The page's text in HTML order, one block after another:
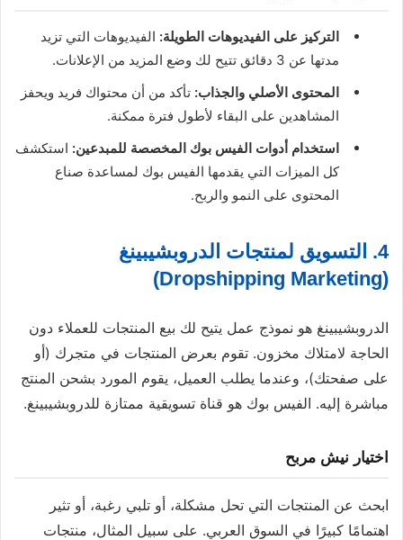
التركيز على الفيديوهات الطويلة: الفيديوهات التي تزيد
مدتها عن 3 دقائق تتيح لك وضع المزيد من الإعلانات.
المحتوى الأصلي والجذاب: تأكد من أن محتواك فريد ويحفز
المشاهدين على البقاء لأطول فترة ممكنة.
استخدام أدوات الفيس بوك المخصصة للمبدعين: استكشف
كل الميزات التي يقدمها الفيس بوك لمساعدة صناع
المحتوى على النمو والربح.
4. التسويق لمنتجات الدروبشيبينغ
(Dropshipping Marketing)
الدروبشيبينغ هو نموذج عمل يتيح لك بيع المنتجات للعملاء دون
الحاجة لامتلاك مخزون. تقوم بعرض المنتجات في متجرك (أو
على صفحتك)، وعندما يطلب العميل، يقوم المورد بشحن المنتج
مباشرة إليه. الفيس بوك هو قناة تسويقية ممتازة للدروبشيبينغ.
اختيار نيش مربح
ابحث عن المنتجات التي تحل مشكلة، أو تلبي رغبة، أو تثير
اهتمامًا كبيرًا في السوق العربي. على سبيل المثال، منتجات